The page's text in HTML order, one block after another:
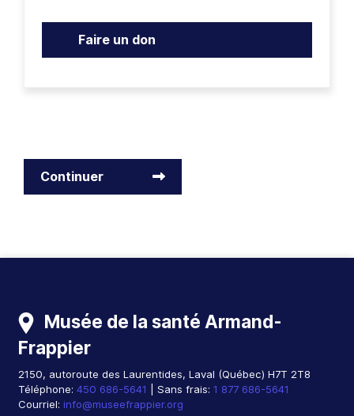
Faire un don
Continuer
Musée de la santé Armand-
Frappier
2150, autoroute des Laurentides, Laval (Québec) H7T 2T8
Téléphone: 450 686-5641 | Sans frais: 1 877 686-5641
Courriel: info@museefrappier.org